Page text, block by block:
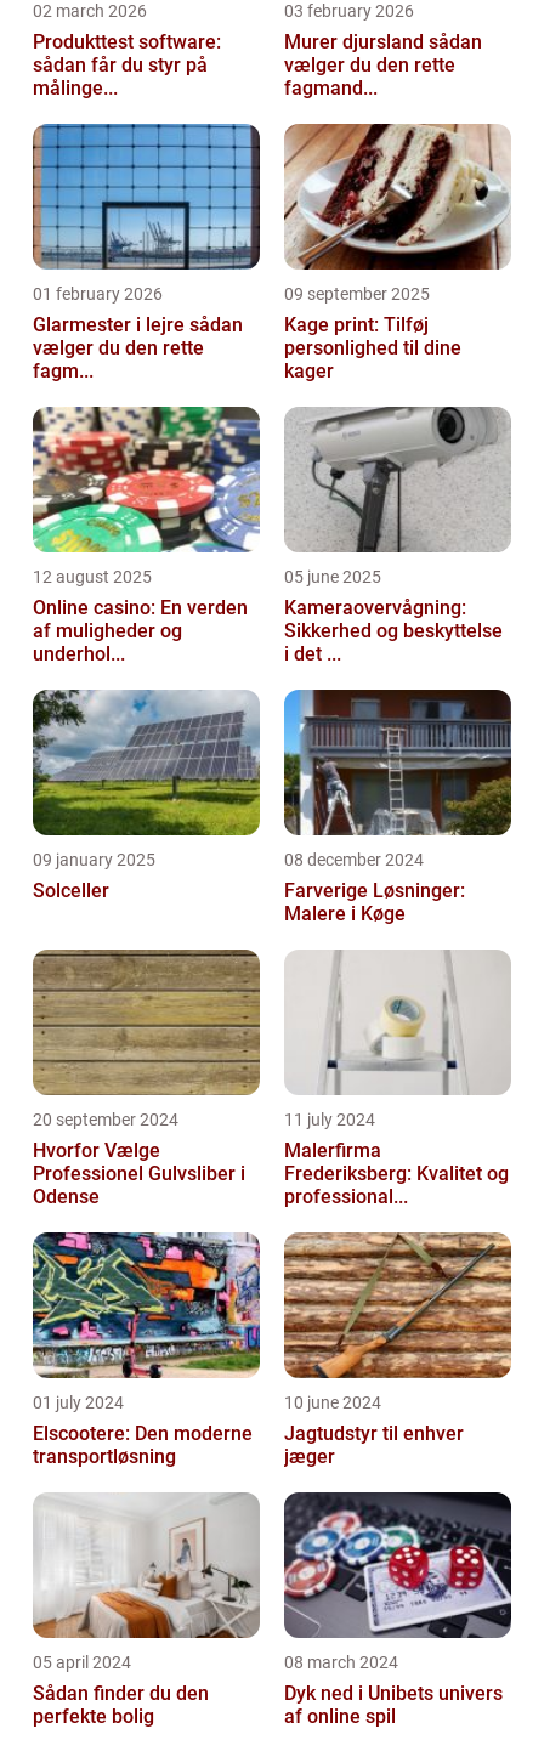
02 march 2026
Produkttest software:
sådan får du styr på
målinge...
03 february 2026
Murer djursland sådan
vælger du den rette
fagmand...
01 february 2026
Glarmester i lejre sådan
vælger du den rette
fagm...
09 september 2025
Kage print: Tilføj
personlighed til dine
kager
12 august 2025
Online casino: En verden
af muligheder og
underhol...
05 june 2025
Kameraovervågning:
Sikkerhed og beskyttelse
i det ...
09 january 2025
Solceller
08 december 2024
Farverige Løsninger:
Malere i Køge
20 september 2024
Hvorfor Vælge
Professionel Gulvsliber i
Odense
11 july 2024
Malerfirma
Frederiksberg: Kvalitet og
professional...
01 july 2024
Elscootere: Den moderne
transportløsning
10 june 2024
Jagtudstyr til enhver
jæger
05 april 2024
Sådan finder du den
perfekte bolig
08 march 2024
Dyk ned i Unibets univers
af online spil